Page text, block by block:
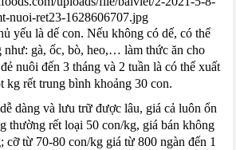
yếu là dế con. Nếu không có dế, có thể
như: gà, ốc, bò, heo,… làm thức ăn cho
nuôi đến 3 tháng và 2 tuần là có thể xuất
kg rết trung bình khoảng 30 con.
dàng và lưu trữ được lâu, giá cả luôn ổn
thường rết loại 50 con/kg, giá bán không
cỡ từ 70-80 con/kg giá từ 800 ngàn đến 1